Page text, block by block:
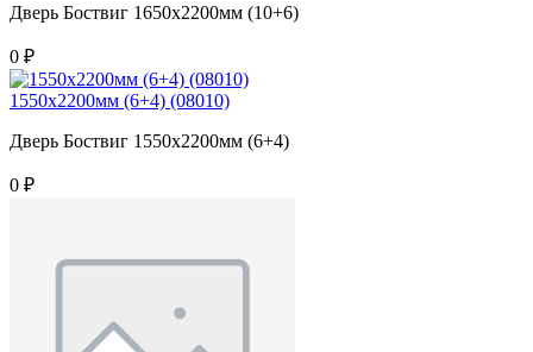
Дверь Боствиг 1650х2200мм (10+6)
0 ₽
1550х2200мм (6+4) (08010)
Дверь Боствиг 1550х2200мм (6+4)
0 ₽